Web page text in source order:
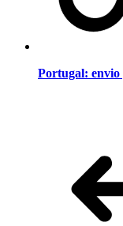
Portugal: